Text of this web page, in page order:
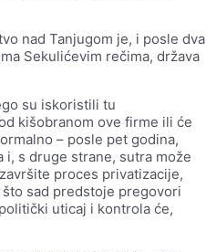
nad Tanjugom je, i posle dva
Sekulićevim rečima, država
su iskoristili tu
kišobranom ove firme ili će
– posle pet godina,
s druge strane, sutra može
proces privatizacije,
sad predstoje pregovori
uticaj i kontrola će,